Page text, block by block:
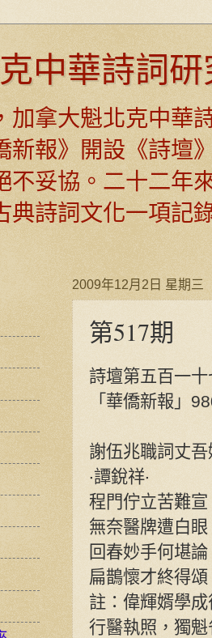
中華詩詞研
加拿大魁北克中華
新報》開設《詩壇
不妥協。二十二年
典詩詞文化一項記
2009年12月2日 星期三
第517期
詩壇第五百一十
「華僑新報」
謝伍兆職詞丈
‧譚銳祥‧
程門佇立苦難宣
無奈醫牌遭白眼
回春妙手何堪
扁鵲懷才終得頌
註：偉輝婿學
行醫執照，獨